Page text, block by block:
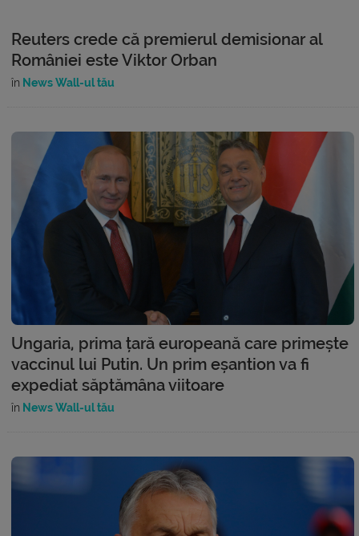
Reuters crede că premierul demisionar al
României este Viktor Orban
în News Wall-ul tău
Ungaria, prima țară europeană care primește
vaccinul lui Putin. Un prim eșantion va fi
expediat săptămâna viitoare
în News Wall-ul tău